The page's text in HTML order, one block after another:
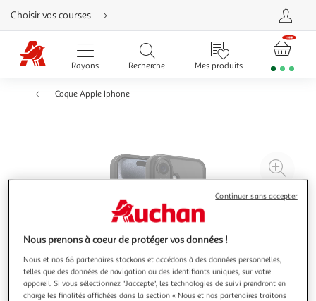
Aller
directement
au
contenu
Aller
directement
Aller
Choisir vos courses
Rayons Recherche Mes produits
Coque Apple Iphone
à
Nous prenons à coeur de protéger vos données !
Nous et nos 68 partenaires stockons et accédons à des données personnelles,
telles que des données de navigation ou des identifiants uniques, sur votre
appareil. Si vous sélectionnez "J'accepte", les technologies de suivi prendront en
charge les finalités affichées dans la section « Nous et nos partenaires traitons
Continuer sans accepter